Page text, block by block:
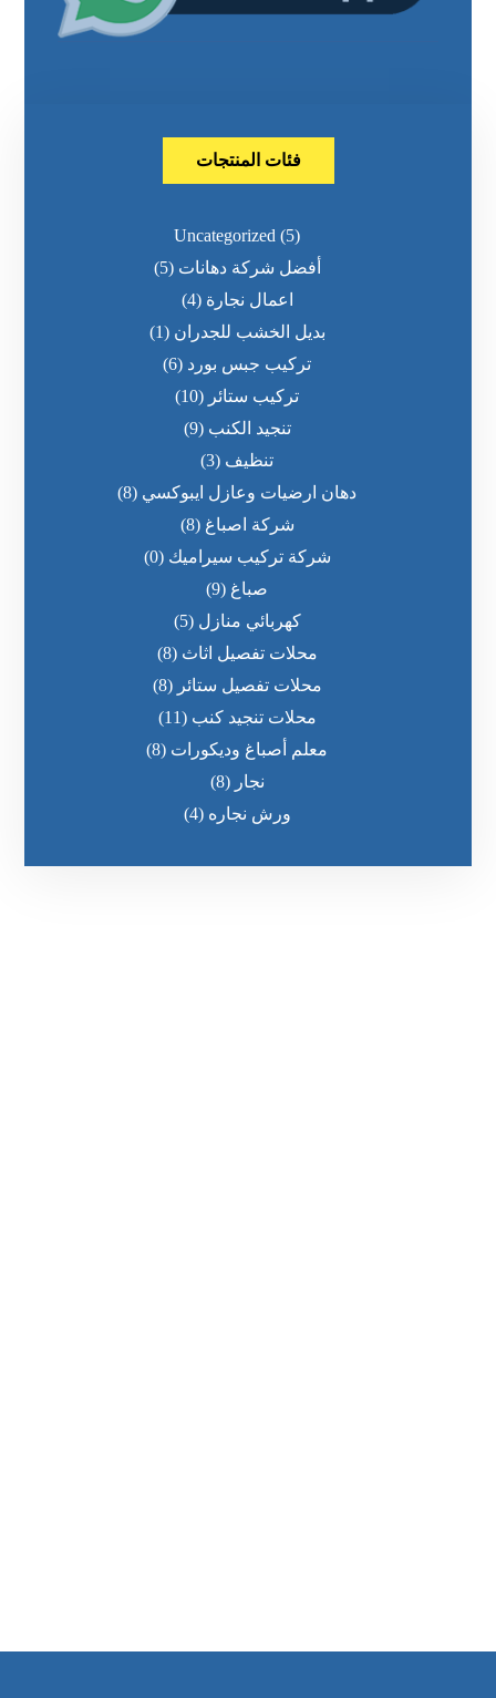
فئات المنتجات
Uncategorized (5)
أفضل شركة دهانات (5)
اعمال نجارة (4)
بديل الخشب للجدران (1)
تركيب جبس بورد (6)
تركيب ستائر (10)
تنجيد الكنب (9)
تنظيف (3)
دهان ارضيات وعازل ايبوكسي (8)
شركة اصباغ (8)
شركة تركيب سيراميك (0)
صباغ (9)
كهربائي منازل (5)
محلات تفصيل اثاث (8)
محلات تفصيل ستائر (8)
محلات تنجيد كنب (11)
معلم أصباغ وديكورات (8)
نجار (8)
ورش نجاره (4)